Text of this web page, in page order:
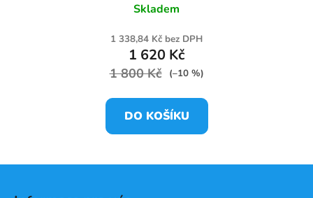
Skladem
1 338,84 Kč bez DPH
1 620 Kč
1 800 Kč (–10 %)
DO KOŠÍKU